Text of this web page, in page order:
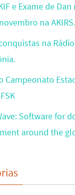
e Exame de Dan
na AKIRS.
na
Campeonato
Software for
around the